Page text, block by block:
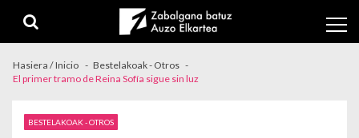
Hasiera / Inicio
Bestelakoak - Otros
El primer tramo de Reina Sofía sigue sin luz
BESTELAKOAK - OTROS